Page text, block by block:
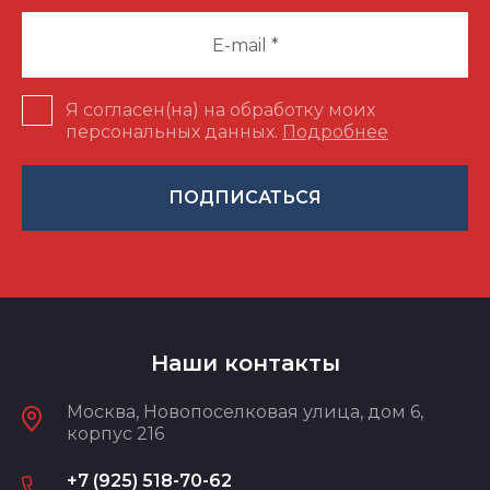
Я согласен(на) на обработку моих
персональных данных. Подробнее
ПОДПИСАТЬСЯ
Наши контакты
Москва, Новопоселковая улица, дом 6,
корпус 216
+7 (925) 518-70-62